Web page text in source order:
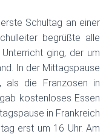
Schultag an einer
begrüßte alle
ging, der um
In der Mittagspause
als die Franzosen in
kostenloses Essen
in Frankreich
erst um 16 Uhr. Am